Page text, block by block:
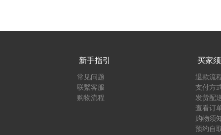
新手指引
常见问题
联繫客服
购物流程
买家
退款流
支付方
发货配
查看订
购物须
预约自